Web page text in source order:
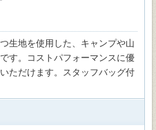
生地を使用した、キャンプや山
す。コストパフォーマンスに優
ただけます。スタッフバッグ付